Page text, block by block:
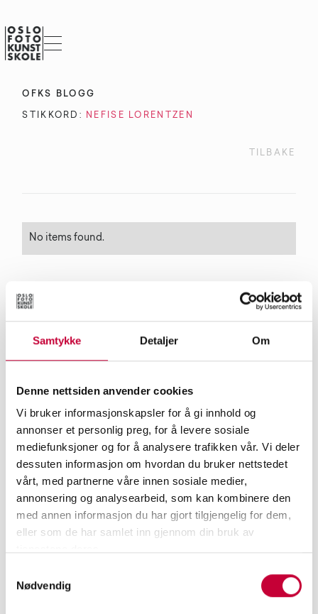
Samtykke Detaljer Om
Denne nettsiden anvender cookies
Vi bruker informasjonskapsler for å gi innhold og
annonser et personlig preg, for å levere sosiale
mediefunksjoner og for å analysere trafikken vår. Vi deler
dessuten informasjon om hvordan du bruker nettstedet
vårt, med partnerne våre innen sosiale medier,
annonsering og analysearbeid, som kan kombinere den
med annen informasjon du har gjort tilgjengelig for dem,
eller som de har samlet inn gjennom din bruk av
Nødvendig
OFKS BLOGG
STIKKORD: NEFISE LORENTZEN
TILBAKE
No items found.
MELD DEG PÅ VÅRT NYHETSBREV